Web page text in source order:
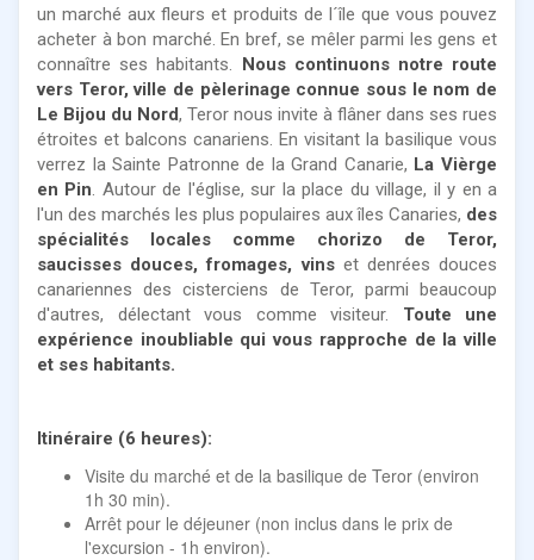
un marché aux fleurs et produits de l´île que vous pouvez
acheter à bon marché. En bref, se mêler parmi les gens et
connaître ses habitants. Nous continuons notre route
vers Teror, ville de pèlerinage connue sous le nom de
Le Bijou du Nord, Teror nous invite à flâner dans ses rues
étroites et balcons canariens. En visitant la basilique vous
verrez la Sainte Patronne de la Grand Canarie, La Vièrge
en Pin. Autour de l'église, sur la place du village, il y en a
l'un des marchés les plus populaires aux îles Canaries, des
spécialités locales comme chorizo de Teror,
saucisses douces, fromages, vins et denrées douces
canariennes des cisterciens de Teror, parmi beaucoup
d'autres, délectant vous comme visiteur. Toute une
expérience inoubliable qui vous rapproche de la ville
et ses habitants.
Itinéraire (6 heures):
Visite du marché et de la basilique de Teror (environ
1h 30 min).
Arrêt pour le déjeuner (non inclus dans le prix de
l'excursion - 1h environ).